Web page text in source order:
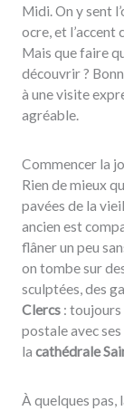
Midi. On y sent
ocre, et
Mais que faire
découvrir ?
à une visite
agréable.
Commencer la
Rien de mieux
pavées de la
ancien est
flâner un peu
on tombe sur
sculptées, des
Clercs: toujours
postale avec
la cathédrale
À quelques pas,